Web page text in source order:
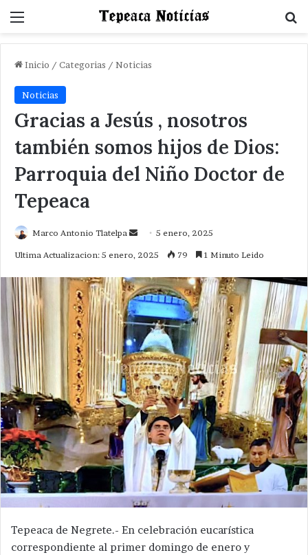
Menu
Inicio / Categorias / Noticias
Noticias
Gracias a Jesús , nosotros
también somos hijos de Dios:
Parroquia del Niño Doctor de
Tepeaca
Marco Antonio Tlatelpa
Send5 enero, 2025
Ultima Actualizacion: 5 enero, 2025 79 1 Minuto Leido
Tepeaca de Negrete.- En celebración eucarística
correspondiente al primer domingo de enero y